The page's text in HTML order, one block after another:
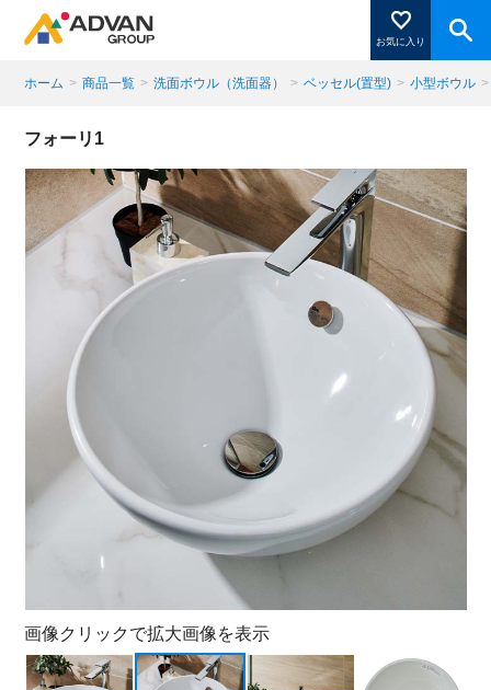
お気に入り
商品ページにある「お気に入り登録」を押すと登録した
商品がここに表示されます。
閉じる
ホーム > 商品一覧 > 洗面ボウル（洗面器） > ベッセル(置型) > 小型ボウル >
フォーリ1
画像クリックで拡大画像を表示